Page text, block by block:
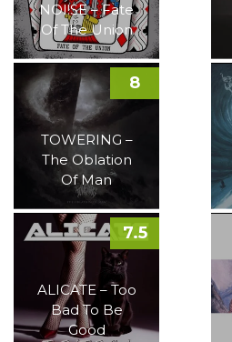
NOI!SE – Fate
Of The Union
TOWERING –
The Oblation
Of Man
8
ALICATE – Too
Bad To Be
Good
7.5